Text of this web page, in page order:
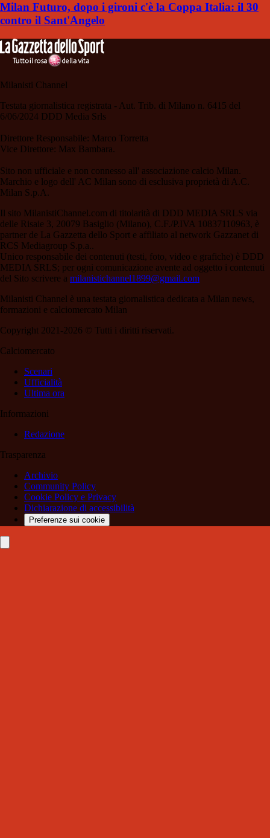
Milan Futuro, dopo i gironi c'è la Coppa Italia: il 30
contro il Sant'Angelo
Milanisti Channel
Testata giornalistica registrata - Aut. Trib. di Milano n. 6415 del
6/06/2024 DDD Media Srls
Direttore Responsabile: Marco Torretta
Vice Direttore: Max Bambara.
Sito non ufficiale e non connesso all' associazione calcio Milan.
Marchio e logo dell' AC Milan sono di esclusiva proprietà di A.C.
Milan S.p.A.
Il sito MilanistiChannel.com di titolarità di DDD MEDIA SRLS via
delle Risaie 3, 20079 Basiglio (Milano), C.F./P.IVA 10837110963, è
partner de La Gazzetta dello Sport e affiliato al network Gazzanet di
RCS Mediagroup S.p.a..
Unico responsabile dei contenuti (testi, foto, video e grafiche) è DDD
MEDIA SRLS; per ogni comunicazione avente ad oggetto i contenuti
del Sito scrivere a milanistichannel1899@gmail.com
Milanisti Channel è una testata giornalistica dedicata a Milan news,
formazioni e calciomercato Milan
Copyright 2021-2026 © Tutti i diritti riservati.
Calciomercato
Scenari
Ufficialità
Ultima ora
Informazioni
Redazione
Trasparenza
Archivio
Community Policy
Cookie Policy e Privacy
Dichiarazione di accessibilità
Preferenze sui cookie